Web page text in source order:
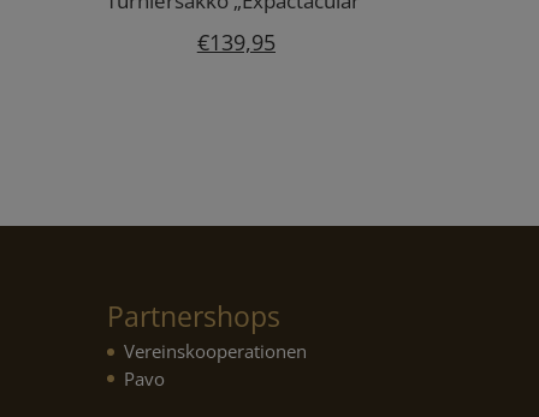
€139,95
Partnershops
Vereinskooperationen
Pavo